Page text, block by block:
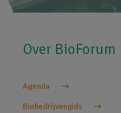
Over BioForum
Agenda
Biobedrijvengids